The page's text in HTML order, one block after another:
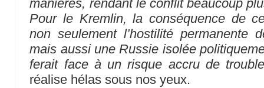
manières, rendant le conflit beaucoup
Pour le Kremlin, la conséquence de
non seulement l’hostilité permanente
mais aussi une Russie isolée
ferait face à un risque accru de
réalise hélas sous nos yeux.